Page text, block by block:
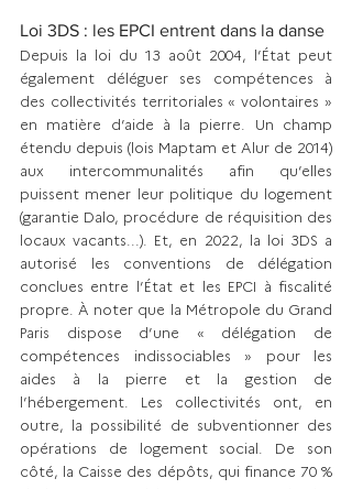
Loi 3DS : les EPCI entrent dans la danse
Depuis la loi du 13 août 2004, l’État peut
également déléguer ses compétences à
des collectivités territo­riales « volontaires »
en matière d’aide à la pierre. Un champ
étendu depuis (lois Maptam et Alur de 2014)
aux intercommunalités afin qu’elles
puissent mener leur politique du logement
(garantie Dalo, procédure de réquisition des
locaux vacants...). Et, en 2022, la loi 3DS a
autorisé les conventions de délégation
conclues entre l’État et les EPCI à fiscalité
propre. À noter que la Métropole du Grand
Paris dispose d’une « délégation de
compétences indissociables » pour les
aides à la pierre et la gestion de
l’hébergement. Les collectivités ont, en
outre, la possibilité de subventionner des
opérations de logement social. De son
côté, la Caisse des dépôts, qui finance 70 %